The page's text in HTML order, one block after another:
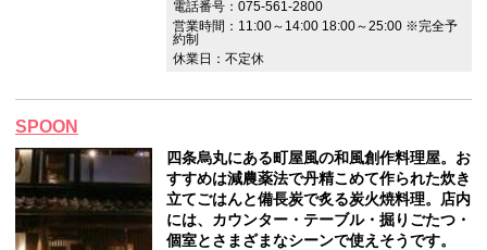
電話番号：075-561-2800
営業時間：11:00～14:00 18:00～25:00 ※完全予
約制
休業日：不定休
SPOON
四条烏丸にある町屋風の和風創作料理屋。お
すすめは減農薬法で丹精こめて作られた炊き
立てごはんと備長炭で炙る炭火焼料理。店内
には、カウンター・テーブル・掘りごたつ・
個室とさまざまなシーンで使えそうです。